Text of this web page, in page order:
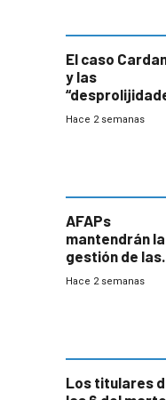
innovadora
El caso
y las
que la
Hace 2 semanas
AFAPs
mantendrán la
gestión de las
cuentas
Hace 2 semanas
Los titulares